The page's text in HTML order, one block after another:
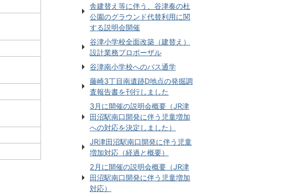
舎建替え等に伴う、谷津奏の杜
公園のグラウンド代替利用に関
する説明会開催
谷津小学校全面改築（建替え）
設計業務プロポーザル
谷津南小学校へのバス通学
藤崎3丁目南遺跡D地点の発掘調
査報告書を刊行しました
3月に開催の説明会概要（JR津
田沼駅南口開発に伴う児童増加
への対応を決定しました）
JR津田沼駅南口開発に伴う児童
増加対応（経過と概要）
2月に開催の説明会概要（JR津
田沼駅南口開発に伴う児童増加
対応）